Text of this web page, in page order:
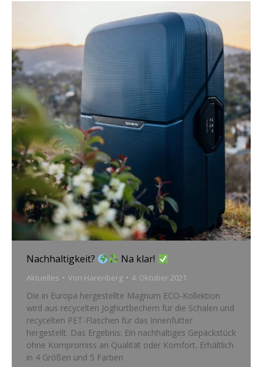
Nachhaltigkeit? Na klar!
Aktuelles Von Harenberg 4. Oktober 2021
Die in Europa hergestellte Magnum ECO-Kollektion
wird aus recycelten Joghurtbechern für die Schalen und
recycelten PET-Flaschen für das Innenfutter
hergestellt. Das Ergebnis: Ein nachhaltiges Gepäckstück
ohne Kompromiss an Qualität oder Komfort. Erhältlich
in 4 Größen und 5 Farben